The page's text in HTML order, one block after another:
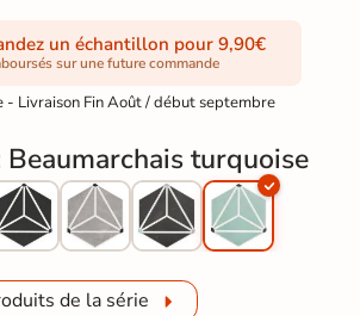
un échantillon pour 9,90€
sur une future commande
- Livraison Fin Août / début septembre
Beaumarchais turquoise
de la série